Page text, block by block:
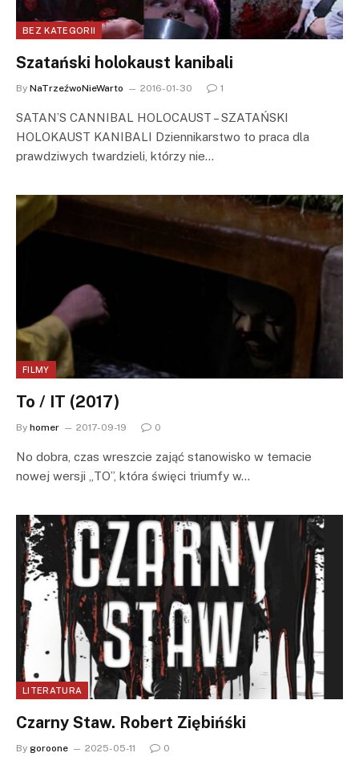
BEZ KATEGORII
Szatański holokaust kanibali
By NaTrzeźwoNieWarto 2016-01-30 1
SATAN’S CANNIBAL HOLOCAUST – SZATAŃSKI
HOLOKAUST KANIBALI Dziennikarstwo to praca dla
prawdziwych twardzieli, którzy nie…
FILMY
To / IT (2017)
By homer 2017-09-19 0
No dobra, czas wreszcie zająć stanowisko w temacie
nowej wersji „TO”, która święci triumfy w…
LITERATURA
Czarny Staw. Robert Ziębińśki
By goroone 2025-05-11 0